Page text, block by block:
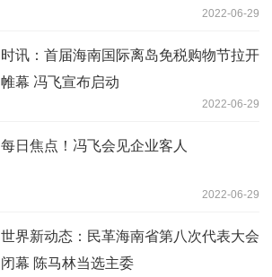
2022-06-29
时讯：首届海南国际离岛免税购物节拉开
帷幕 冯飞宣布启动
2022-06-29
每日焦点！冯飞会见企业客人
2022-06-29
世界新动态：民革海南省第八次代表大会
闭幕 陈马林当选主委